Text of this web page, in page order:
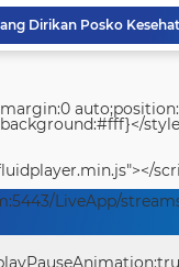
LiveApp/